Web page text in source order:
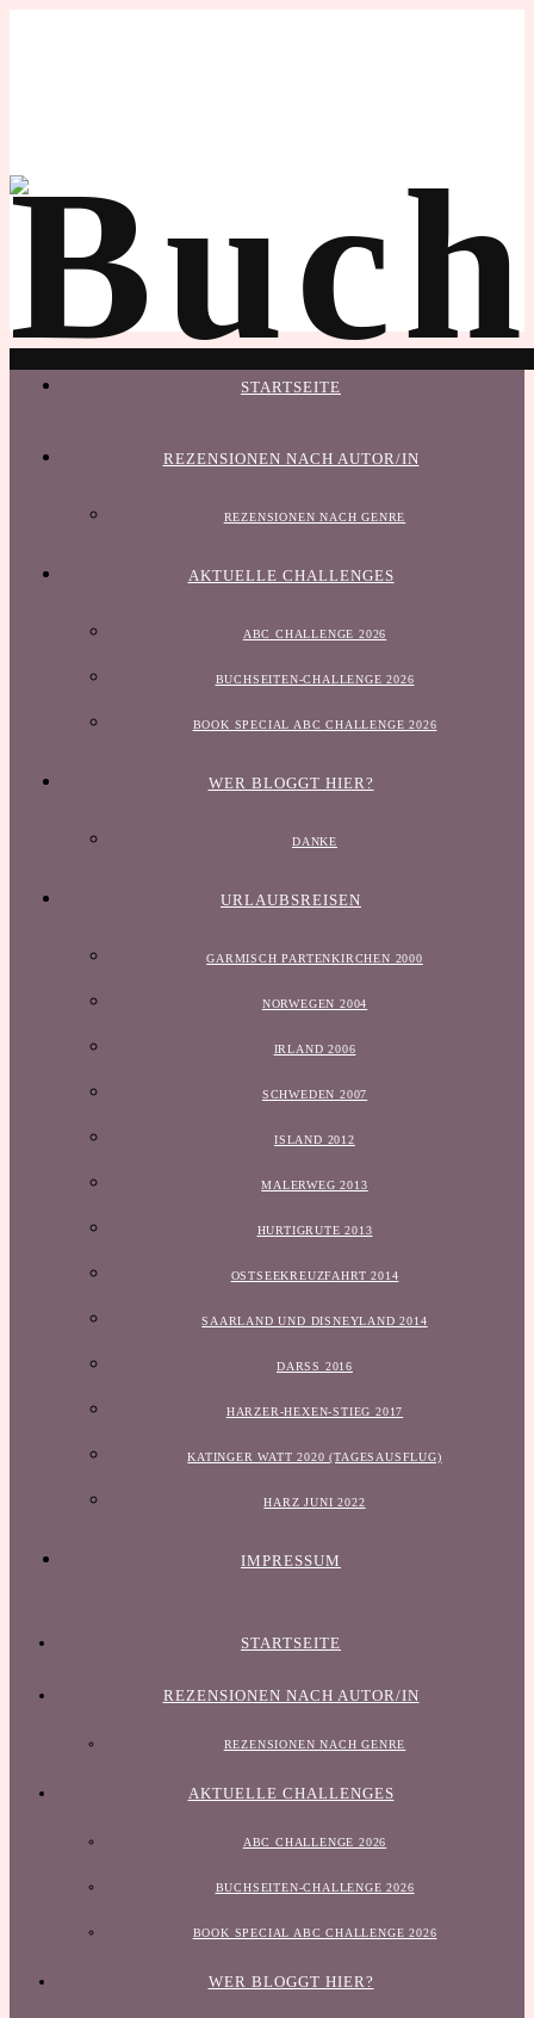
STARTSEITE
REZENSIONEN NACH AUTOR/IN
REZENSIONEN NACH GENRE
AKTUELLE CHALLENGES
ABC CHALLENGE 2026
BUCHSEITEN-CHALLENGE 2026
BOOK SPECIAL ABC CHALLENGE 2026
WER BLOGGT HIER?
DANKE
URLAUBSREISEN
GARMISCH PARTENKIRCHEN 2000
NORWEGEN 2004
IRLAND 2006
SCHWEDEN 2007
ISLAND 2012
MALERWEG 2013
HURTIGRUTE 2013
OSTSEEKREUZFAHRT 2014
SAARLAND UND DISNEYLAND 2014
DARSS 2016
HARZER-HEXEN-STIEG 2017
KATINGER WATT 2020 (TAGESAUSFLUG)
HARZ JUNI 2022
IMPRESSUM
STARTSEITE
REZENSIONEN NACH AUTOR/IN
REZENSIONEN NACH GENRE
AKTUELLE CHALLENGES
ABC CHALLENGE 2026
BUCHSEITEN-CHALLENGE 2026
BOOK SPECIAL ABC CHALLENGE 2026
WER BLOGGT HIER?